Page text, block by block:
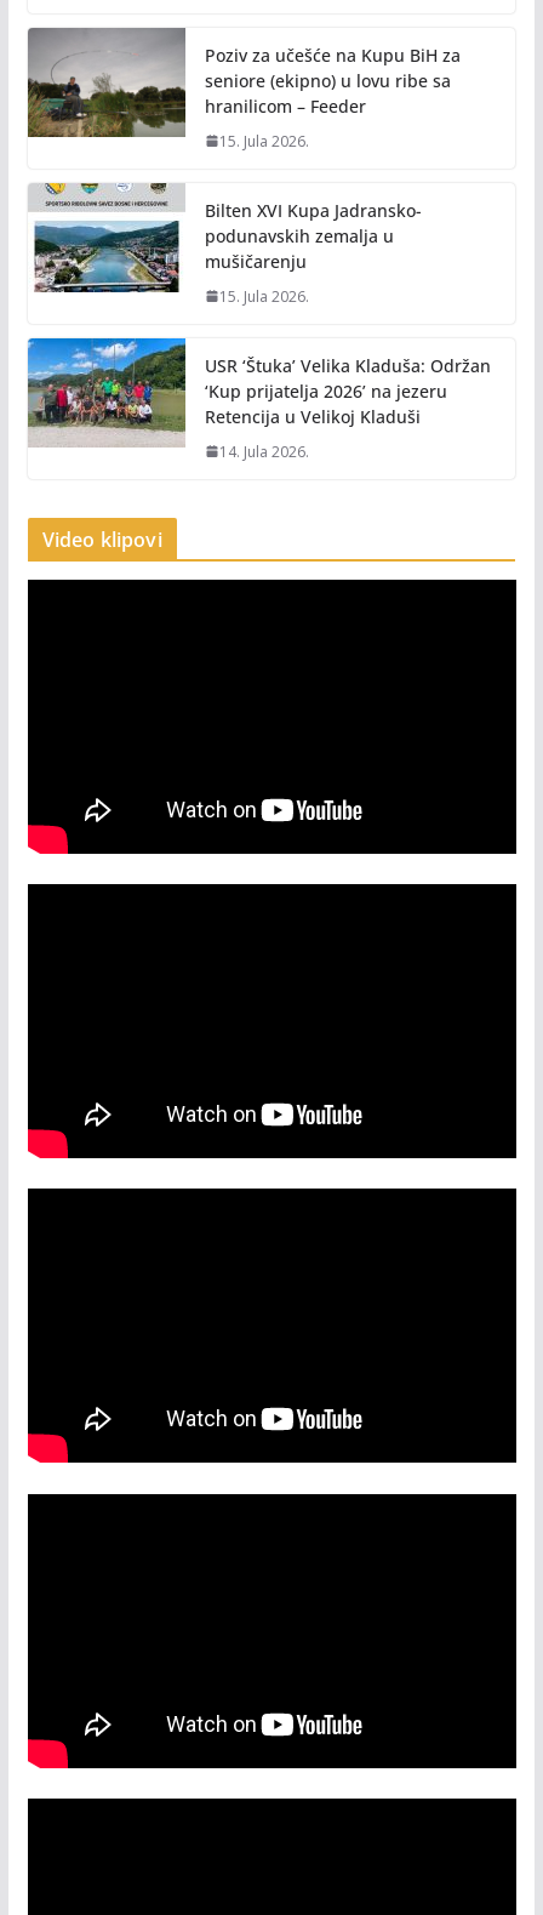
Poziv za učešće na Kupu BiH za
seniore (ekipno) u lovu ribe sa
hranilicom – Feeder
15. Jula 2026.
Bilten XVI Kupa Jadransko-
podunavskih zemalja u
mušičarenju
15. Jula 2026.
USR ‘Štuka’ Velika Kladuša: Održan
‘Kup prijatelja 2026’ na jezeru
Retencija u Velikoj Kladuši
14. Jula 2026.
Video klipovi